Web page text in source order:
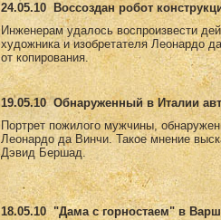
24.05.10
Воссоздан робот
Инженерам удалось воспроизвести
художника и изобретателя Леонардо
от копирования.
19.05.10 Обнаруженный в Италии
Портрет пожилого мужчины,
Леонардо да Винчи. Такое мнение
Дэвид Бершад.
18.05.10 "Дама с горностаем" в